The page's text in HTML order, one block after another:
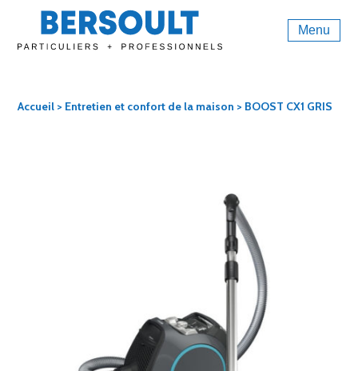
Menu
Accueil > Entretien et confort de la maison > BOOST CX1 GRIS